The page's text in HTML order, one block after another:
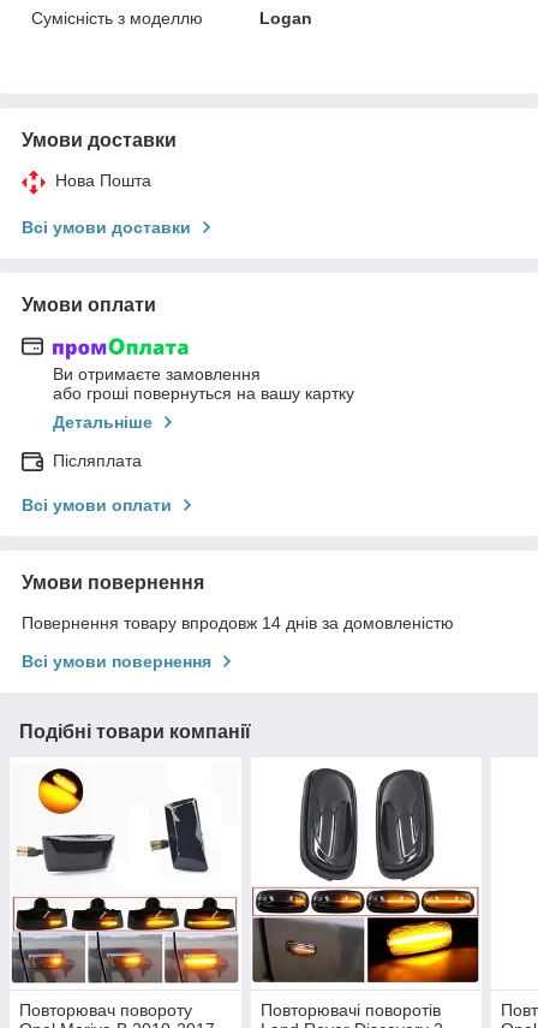
Сумісність з моделлю
Logan
Умови доставки
Нова Пошта
Всі умови доставки
Умови оплати
Ви отримаєте замовлення
або гроші повернуться на вашу картку
Детальніше
Післяплата
Всі умови оплати
Умови повернення
Повернення товару впродовж 14 днів за домовленістю
Всі умови повернення
Подібні товари компанії
Повторювач повороту
Повторювачі поворотів